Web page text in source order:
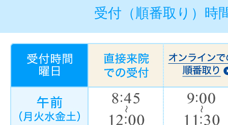
受付（順番取り）時